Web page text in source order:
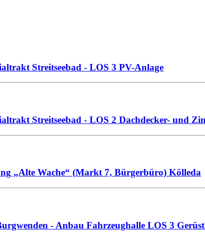
Streitseebad - LOS 3 PV-Anlage
Streitseebad - LOS 2 Dachdecker- und
„Alte Wache“ (Markt 7, Bürgerbüro) Kölleda
- Anbau Fahrzeughalle LOS 3